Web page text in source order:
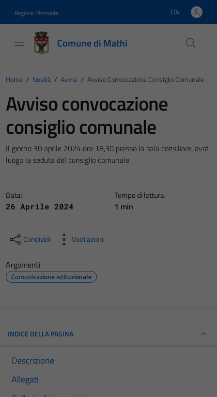
Regione Piemonte Lingua attiva:
ITA
Comune di Mathi
Home / Novità / Avvisi / Avviso Convocazione Consiglio Comunale
Avviso convocazione
consiglio comunale
Il giorno 30 aprile 2024 ore 18,30 presso la sala consiliare, avrà
luogo la seduta del consiglio comunale.
Data:
26 Aprile 2024
Tempo di lettura:
1 min
Condividi Vedi azioni
Argomenti
Comunicazione istituzionale
INDICE DELLA PAGINA
Descrizione
Allegati